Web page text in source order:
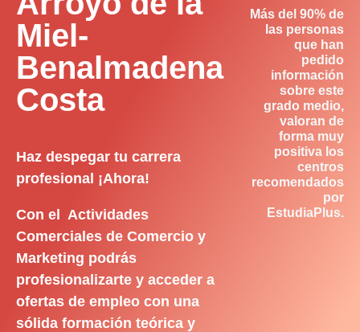
Miel-
Benalmadena
Costa
Haz despegar tu carrera
profesional ¡Ahora!
Con el Actividades
Comerciales de Comercio y
Marketing podrás
profesionalizarte y acceder a
ofertas de empleo con una
sólida formación teórica y
Más del 90% de
las personas
que han
pedido
información
sobre este
grado medio,
valoran de
forma muy
positiva los
centros
recomendados
por
EstudiaPlus.